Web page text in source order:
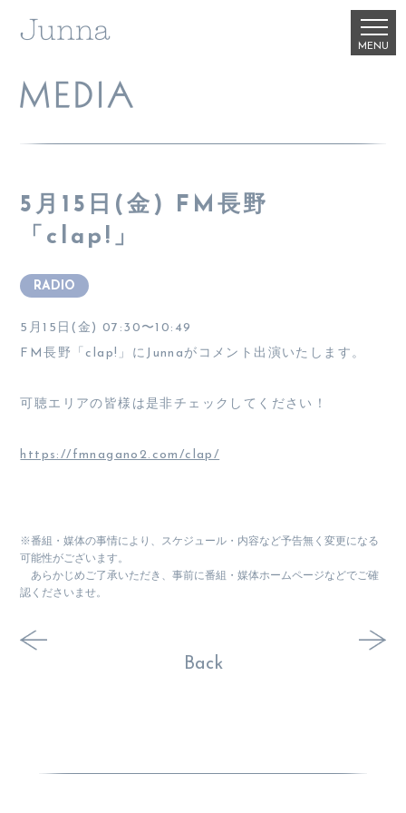
5月15日(金) FM長野
「clap!」
RADIO
5月15日(金) 07:30〜10:49
FM長野「clap!」にJunnaがコメント出演いたします。
可聴エリアの皆様は是非チェックしてください！
https://fmnagano2.com/clap/
※番組・媒体の事情により、スケジュール・内容など予告無く変更になる
可能性がございます。
あらかじめご了承いただき、事前に番組・媒体ホームページなどでご確
認くださいませ。
Back